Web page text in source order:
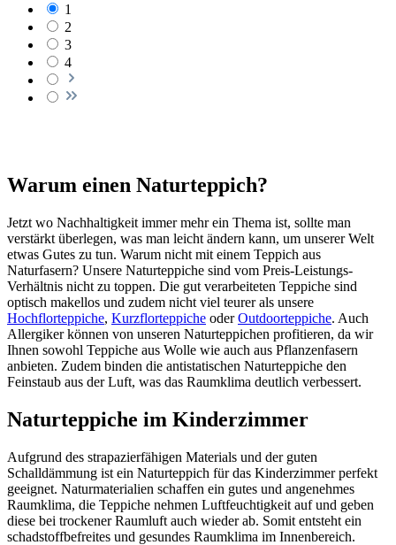
1
2
3
4
Warum einen Naturteppich?
Jetzt wo Nachhaltigkeit immer mehr ein Thema ist, sollte man
verstärkt überlegen, was man leicht ändern kann, um unserer Welt
etwas Gutes zu tun. Warum nicht mit einem Teppich aus
Naturfasern? Unsere Naturteppiche sind vom Preis-Leistungs-
Verhältnis nicht zu toppen. Die gut verarbeiteten Teppiche sind
optisch makellos und zudem nicht viel teurer als unsere
Hochflorteppiche, Kurzflorteppiche oderOutdoorteppiche. Auch
Allergiker können von unseren Naturteppichen profitieren, da wir
Ihnen sowohl Teppiche aus Wolle wie auch aus Pflanzenfasern
anbieten. Zudem binden die antistatischen Naturteppiche den
Feinstaub aus der Luft, was das Raumklima deutlich verbessert.
Naturteppiche im Kinderzimmer
Aufgrund des strapazierfähigen Materials und der guten
Schalldämmung ist ein Naturteppich für das Kinderzimmer perfekt
geeignet. Naturmaterialien schaffen ein gutes und angenehmes
Raumklima, die Teppiche nehmen Luftfeuchtigkeit auf und geben
diese bei trockener Raumluft auch wieder ab. Somit entsteht ein
schadstoffbefreites und gesundes Raumklima im Innenbereich.